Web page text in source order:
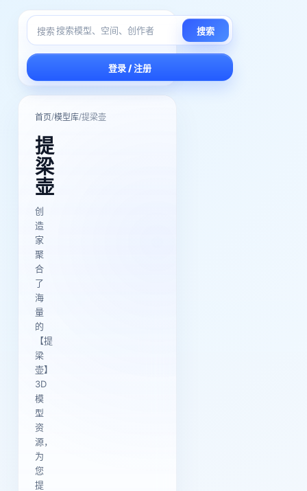
搜索 搜索
登录 / 注册
首页/模型库/提梁壶
提
梁
壶
创
造
家
聚
合
了
海
量
的
【提
梁
壶】
3D
模
型
资
源，
为
您
提